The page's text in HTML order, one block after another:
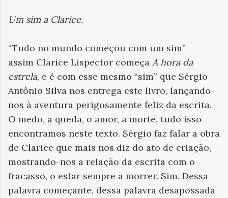
Um sim a Clarice.
“Tudo no mundo começou com um sim” ―
assim Clarice Lispector começa A hora da
estrela, e é com esse mesmo “sim” que Sérgio
Antônio Silva nos entrega este livro, lançando-
nos à aventura perigosamente feliz da escrita.
O medo, a queda, o amor, a morte, tudo isso
encontramos neste texto. Sérgio faz falar a obra
de Clarice que mais nos diz do ato de criação,
mostrando-nos a relação da escrita com o
fracasso, o estar sempre a morrer. Sim. Dessa
palavra começante, dessa palavra desapossada